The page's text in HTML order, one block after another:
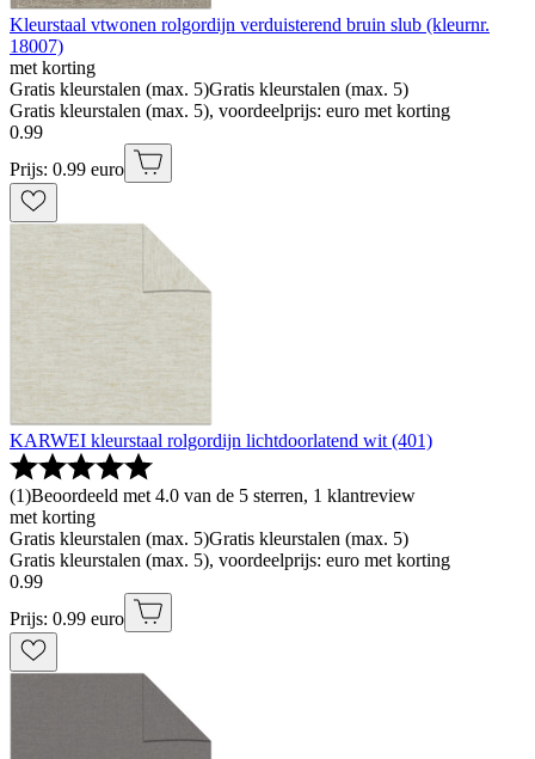
Kleurstaal vtwonen rolgordijn verduisterend bruin slub (kleurnr.
18007)
met korting
Gratis kleurstalen (max. 5)Gratis kleurstalen (max. 5)
Gratis kleurstalen (max. 5), voordeelprijs: euro met korting
0.99
Prijs: 0.99 euro
KARWEI kleurstaal rolgordijn lichtdoorlatend wit (401)
(1)Beoordeeld met 4.0 van de 5 sterren, 1 klantreview
met korting
Gratis kleurstalen (max. 5)Gratis kleurstalen (max. 5)
Gratis kleurstalen (max. 5), voordeelprijs: euro met korting
0.99
Prijs: 0.99 euro